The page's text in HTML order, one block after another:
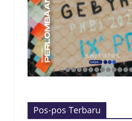
Pos-pos Terbaru